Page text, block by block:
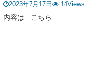
2023年7月17日 14Views
内容は こちら